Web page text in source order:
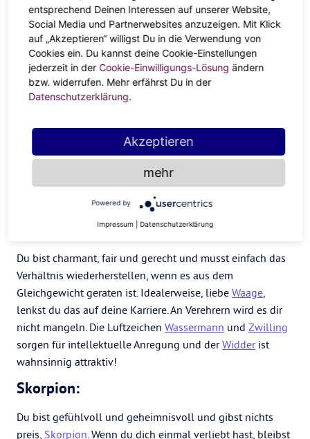
angenehme Begleiter sind.
Du bist charmant, fair und gerecht und musst einfach das
Verhältnis wiederherstellen, wenn es aus dem
Gleichgewicht geraten ist. Idealerweise, liebe Waage,
lenkst du das auf deine Karriere. An Verehrern wird es dir
nicht mangeln. Die Luftzeichen Wassermann und Zwilling
sorgen für intellektuelle Anregung und derWidderist
wahnsinnig attraktiv!
Skorpion:
Du bist gefühlvoll und geheimnisvoll und gibst nichts
preis, Skorpion. Wenn du dich einmal verliebt hast, bleibst
entsprechend Deinen Interessen auf unserer Website,
Social Media und Partnerwebsites anzuzeigen. Mit Klick
auf „Akzeptieren“ willigst Du in die Verwendung von
Cookies ein. Du kannst deine Cookie-Einstellungen
jederzeit in der Cookie-Einwilligungs-Lösung ändern
bzw. widerrufen. Mehr erfährst Du in der
Datenschutzerklärung.
Akzeptieren
mehr
Powered by
Impressum Datenschutzerklärung